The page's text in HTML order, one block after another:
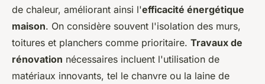
de chaleur, améliorant ainsi l'efficacité énergétique
maison. On considère souvent l'isolation des murs,
toitures et planchers comme prioritaire. Travaux de
rénovation nécessaires incluent l'utilisation de
matériaux innovants, tel le chanvre ou la laine de